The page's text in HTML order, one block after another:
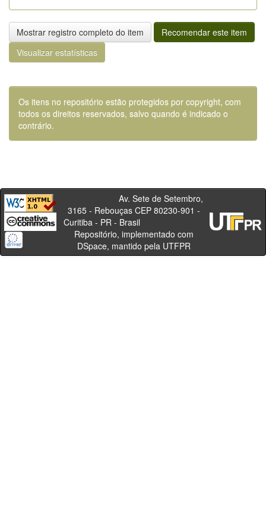
Mostrar registro completo do item
Recomendar este item
Visualizar estatísticas
Os itens no repositório estão protegidos por copyright, com
todos os direitos reservados, salvo quando é indicado o
contrário.
Av. Sete de Setembro,
3165 - Rebouças CEP 80230-901 -
Curitiba - PR - Brasil
Repositório, implementado com
DSpace, mantido pela UTFPR